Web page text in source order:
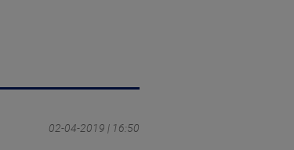
02-04-2019 | 16:50